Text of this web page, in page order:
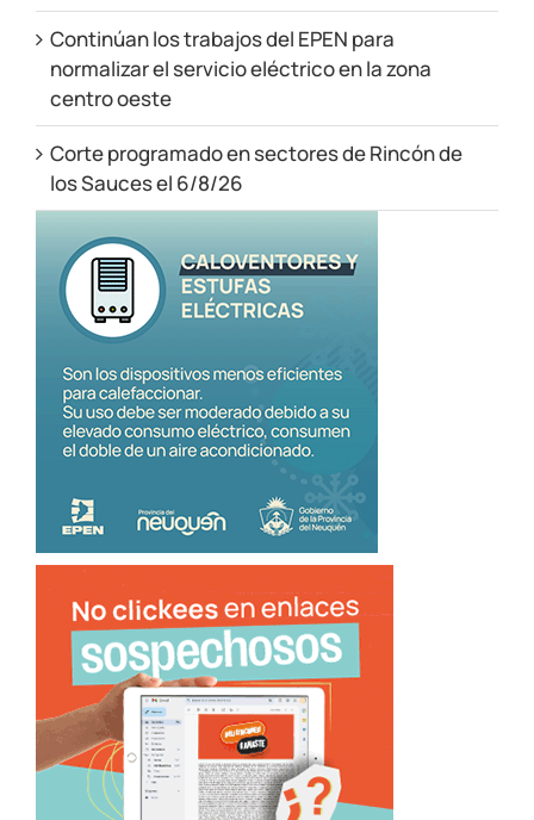
Continúan los trabajos del EPEN para
normalizar el servicio eléctrico en la zona
centro oeste
Corte programado en sectores de Rincón de
los Sauces el 6/8/26